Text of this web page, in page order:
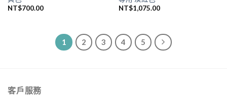
NT$700.00
NT$1,075.00
1 2 3 4 5
客戶服務